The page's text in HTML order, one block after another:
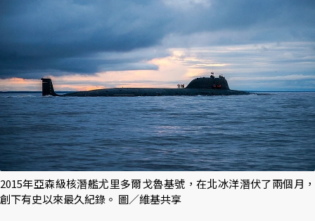
2015年亞森級核潛艦尤里多爾戈魯基號，在北冰洋潛伏了兩個月，
創下有史以來最久紀錄。 圖／維基共享